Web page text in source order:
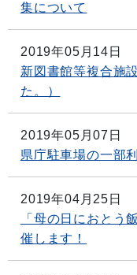
集について
2019年05月14日
新図書館等複合施
た。）
2019年05月07日
県庁駐車場の一部
2019年04月25日
「母の日におとう
催します！